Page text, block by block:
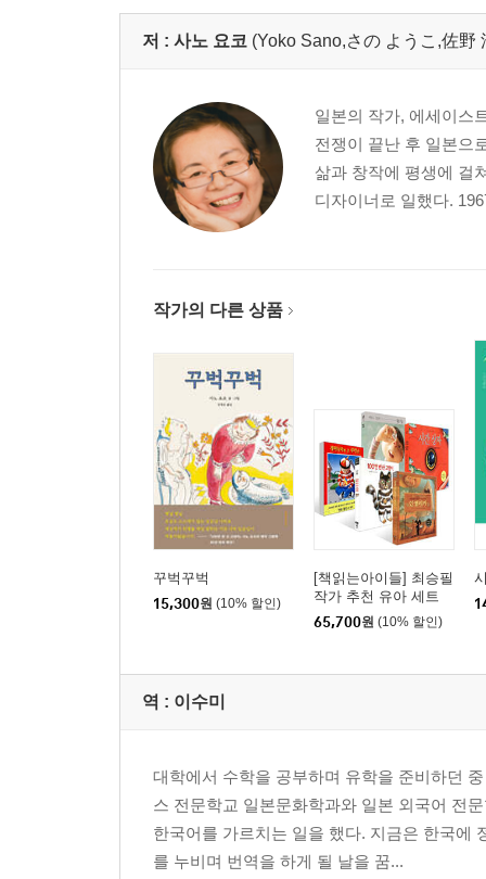
책 처리법
릴케에 빠져
하늘과 초원과 바람뿐인데
아무것도 없어도 사랑은 있다
빛 속에서
큰 눈, 작은 눈
행복투성이
도움이 되고 싶다
영문을 모르겠다
조몬인
오히나사마
냉이는 저리 비켜
찻집이 있었다
고양이한테 금화
삼라만상 ‘가장 에로틱하다고 생각하는 것’이라는
고바야시 히데오상 수상 연설
강을 건너온 하얀 사자
든든한 순경 아저씨
알, 낳았다
아무래도 좋은 일
(해설) 사노 씨는 알고 있다 - 나가시마 유
저 : 사노 요코 (Yoko Sano,さの ようこ,佐野
일본의 작가, 에세이스
전쟁이 끝난 후 일본으
삶과 창작에 평생에 걸
디자이너로 일했다.
작가의 다른 상품
꾸벅꾸벅
15,300원 (10% 할인)
[책읽는아이들] 최승필
작가 추천 유아 세트
65,700원 (10% 할인)
역 : 이수미
대학에서 수학을 공부하며 유학을 준비하던
스 전문학교 일본문화학과와 일본 외국어 전
한국어를 가르치는 일을 했다. 지금은 한국에
를 누비며 번역을 하게 될 날을 꿈...